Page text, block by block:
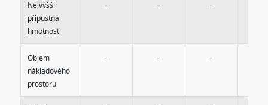
Nejvyšší
přípustná
hmotnost
- - -
Objem
nákladového
prostoru
- - -